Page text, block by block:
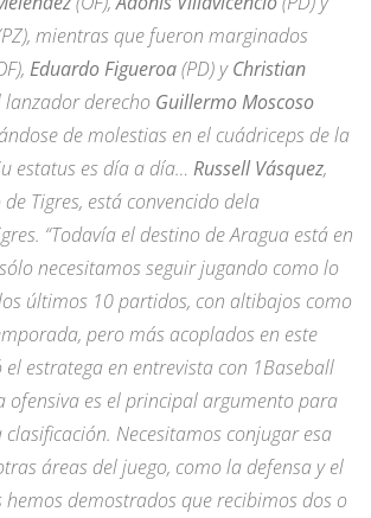
mientras que fueron marginados
Eduardo Figueroa(PD) yChristian
lanzador derecho Guillermo Moscoso
de molestias en el cuádriceps de la
estatus es día a día… Russell Vásquez,
Tigres, está convencido dela
“Todavía el destino de Aragua está en
necesitamos seguir jugando como lo
últimos 10 partidos, con altibajos como
pero más acoplados en este
el estratega en entrevista con 1Baseball
ofensiva es el principal argumento para
Necesitamos conjugar esa
áreas del juego, como la defensa y el
demostrados que recibimos dos o